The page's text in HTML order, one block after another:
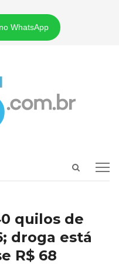
WhatsApp
Open
quilos de
droga está
R$ 68